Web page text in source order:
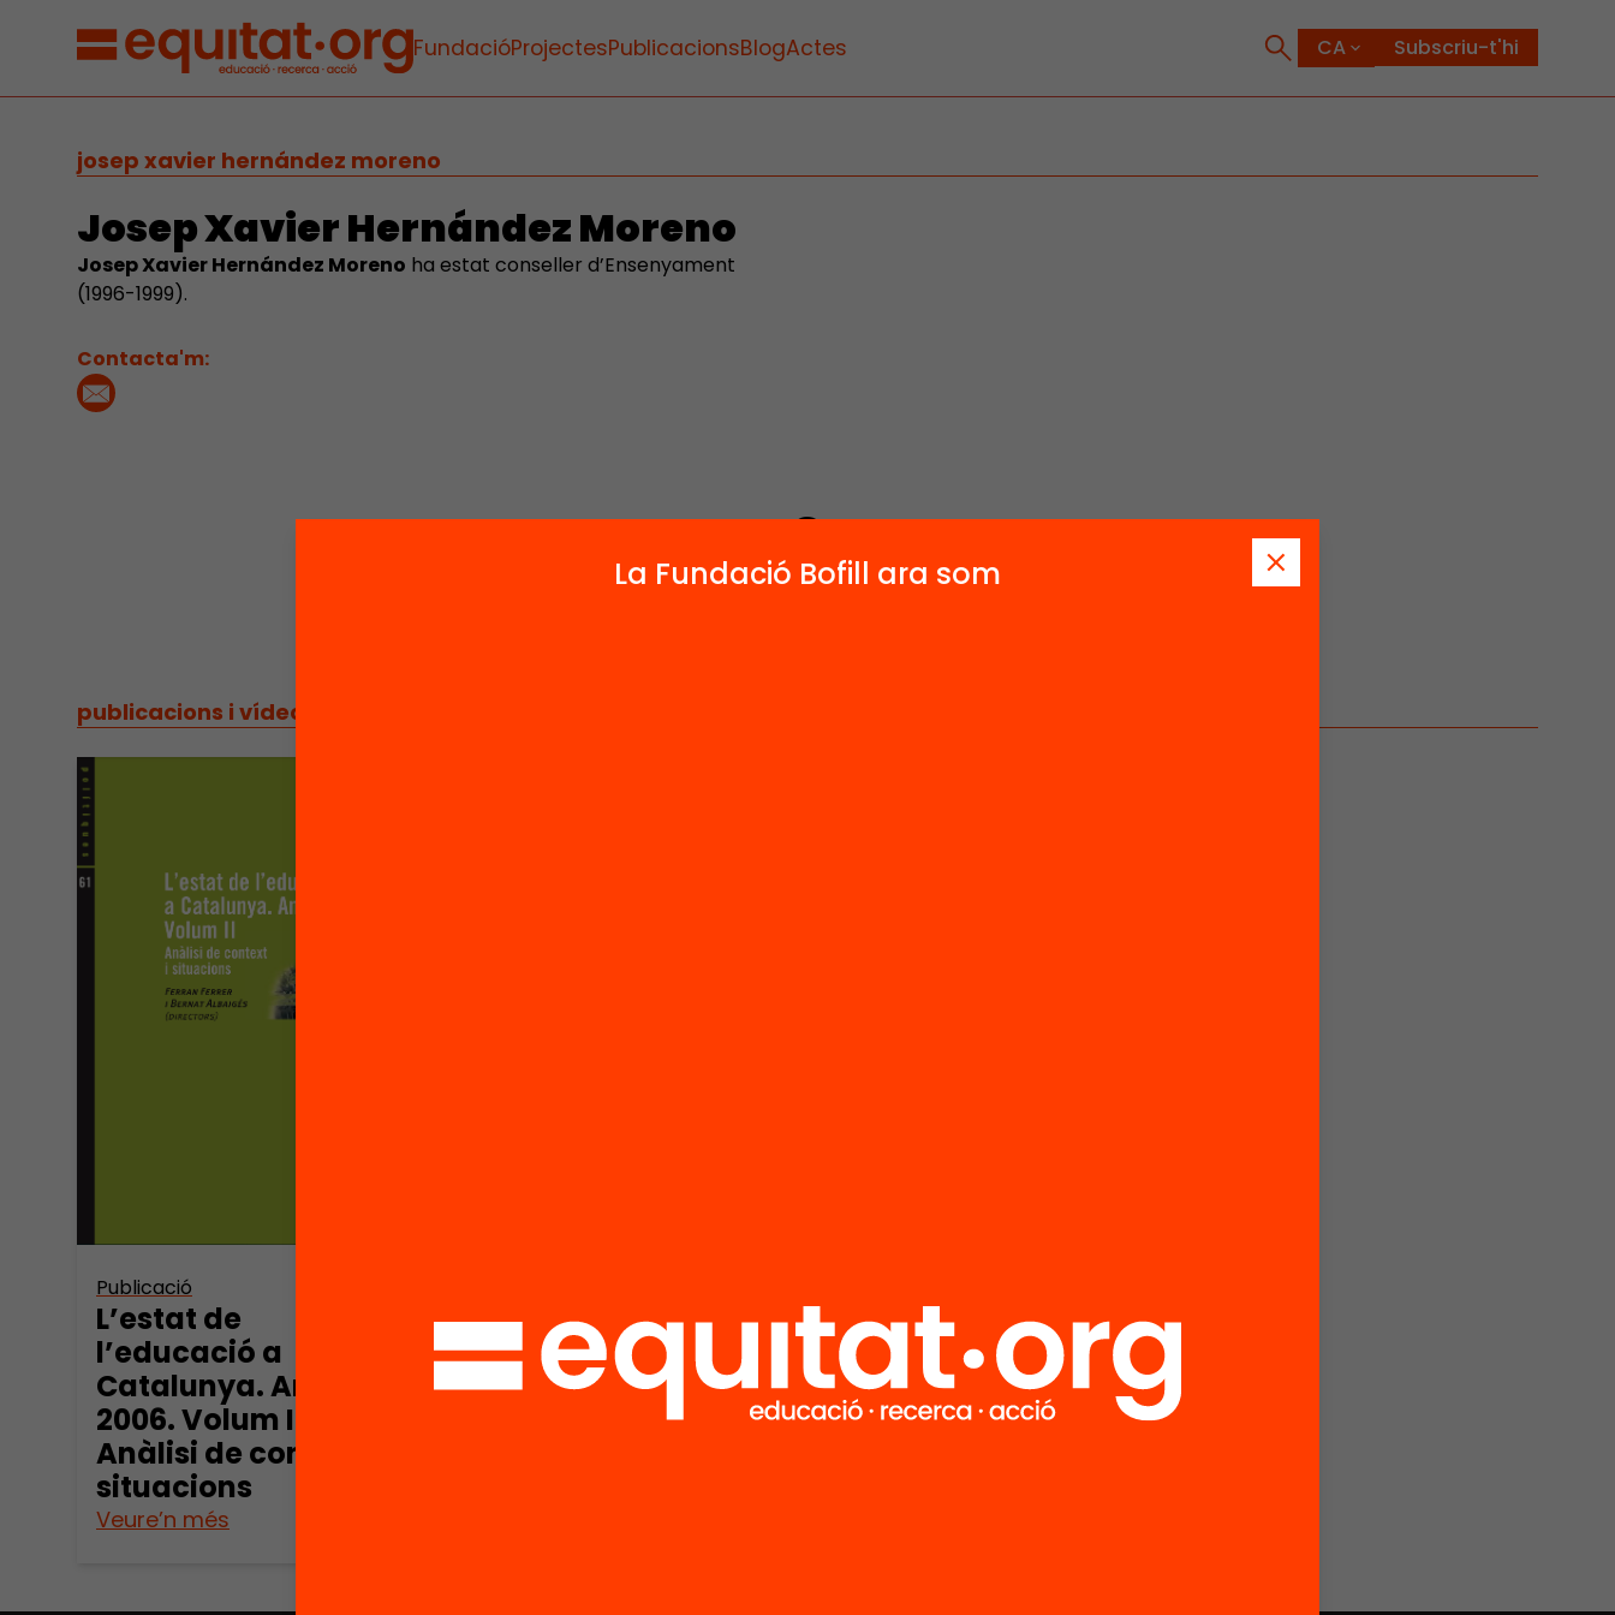
FundacióProjectesPublicacionsBlogActes Subscriu-t'hi
josep xavier hernández moreno
Josep Xavier Hernández Moreno
Josep Xavier Hernández Moreno ha estat conseller d’Ensenyament
(1996-1999).
Contacta'm:
2
Publicacions i vídeos
publicacions i vídeos
Publicació
L’estat de
l’educació a
Catalunya. Anuari
2006. Volum II:
Anàlisi de context i
situacions
Veure’n més
L’estat de
l’educació a
Catalunya. Anuari
La Fundació Bofill ara som